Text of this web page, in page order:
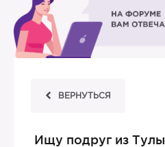
ВЕРНУТЬСЯ
Ищу подруг из Тулы